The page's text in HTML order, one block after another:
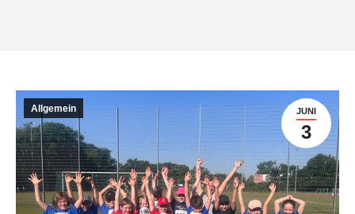
JUNI
3
Allgemein